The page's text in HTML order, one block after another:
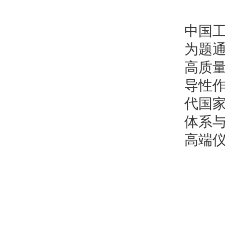
中国
为题
高质
导性
代国
体系
高端